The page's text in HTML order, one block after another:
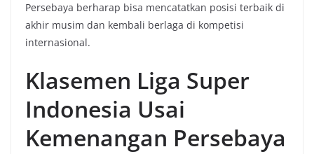
Persebaya berharap bisa mencatatkan posisi terbaik di
akhir musim dan kembali berlaga di kompetisi
internasional.
Klasemen Liga Super
Indonesia Usai
Kemenangan Persebaya